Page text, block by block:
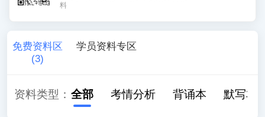
料
免费资料区
(3)
学员资料专区
资料类型： 全部 考情分析 背诵本 默写本